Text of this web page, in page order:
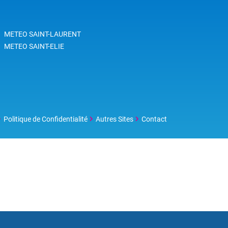
journée; C'est un record depuis
les premiers relevés de
METEO SAINT-LAURENT
METEO SAINT-ELIE
Politique de Confidentialité Autres Sites Contact